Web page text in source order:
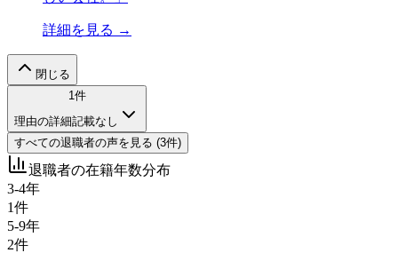
詳細を見る →
閉じる
1件
理由の詳細記載なし
すべての退職者の声を見る (3件)
退職者の在籍年数分布
3-4年
1件
5-9年
2件